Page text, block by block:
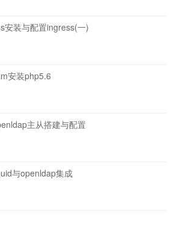
安装与配置ingress(一)
安装php5.6
主从搭建与配置
与openldap集成